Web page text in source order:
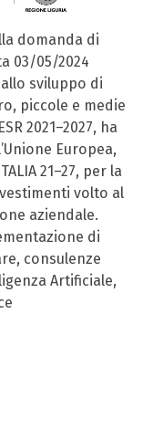
domanda di
03/05/2024
sviluppo di
piccole e medie
2021–2027, ha
Europea,
21–27, per la
volto al
aziendale.
di
consulenze
Artificiale,